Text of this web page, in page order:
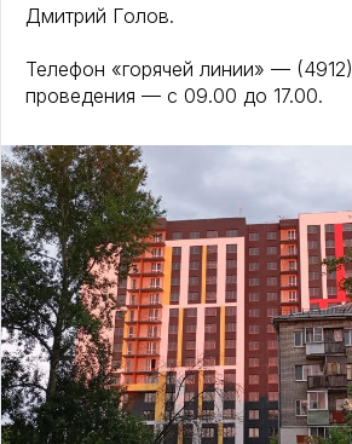
Дмитрий Голов.
Телефон «горячей линии» —
проведения — с 09.00 до 17.00.